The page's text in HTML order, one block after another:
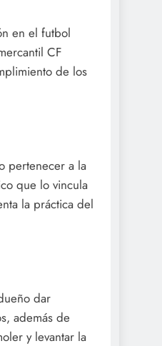
en el futbol
CF
de los
pertenecer a la
que lo vincula
la práctica del
dar
además de
y levantar la